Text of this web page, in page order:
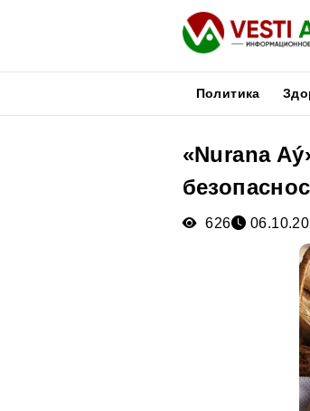
Политика
«Nurana
626